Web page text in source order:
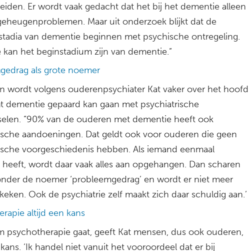
Er wordt vaak gedacht dat het bij het dementie alleen
Maar uit onderzoek blijkt dat de
van dementie beginnen met psychische ontregeling.
kan het beginstadium zijn van dementie.”
als grote noemer
wordt volgens ouderenpsychiater Kat vaker over het hoofd
dementie gepaard kan gaan met psychiatrische
“90% van de ouderen met dementie heeft ook
aandoeningen. Dat geldt ook voor ouderen die geen
voorgeschiedenis hebben. Als iemand eenmaal
wordt daar vaak alles aan opgehangen. Dan scharen
de noemer ‘probleemgedrag’ en wordt er niet meer
Ook de psychiatrie zelf maakt zich daar schuldig aan.’
altijd een kans
psychotherapie gaat, geeft Kat mensen, dus ook ouderen,
‘Ik handel niet vanuit het vooroordeel dat er bij